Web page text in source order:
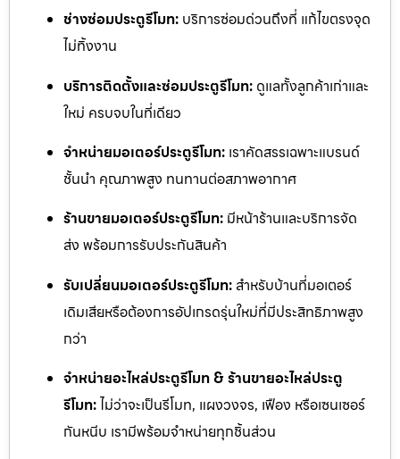
ช่างซ่อมประตูรีโมท: บริการซ่อมด่วนถึงที่ แก้ไขตรงจุด
ไม่ทิ้งงาน
บริการติดตั้งและซ่อมประตูรีโมท: ดูแลทั้งลูกค้าเก่าและ
ใหม่ ครบจบในที่เดียว
จำหน่ายมอเตอร์ประตูรีโมท: เราคัดสรรเฉพาะแบรนด์
ชั้นนำ คุณภาพสูง ทนทานต่อสภาพอากาศ
ร้านขายมอเตอร์ประตูรีโมท: มีหน้าร้านและบริการจัด
ส่ง พร้อมการรับประกันสินค้า
รับเปลี่ยนมอเตอร์ประตูรีโมท: สำหรับบ้านที่มอเตอร์
เดิมเสียหรือต้องการอัปเกรดรุ่นใหม่ที่มีประสิทธิภาพสูง
กว่า
จำหน่ายอะไหล่ประตูรีโมท & ร้านขายอะไหล่ประตู
รีโมท:ไม่ว่าจะเป็นรีโมท, แผงวงจร, เฟือง หรือเซนเซอร์
กันหนีบ เรามีพร้อมจำหน่ายทุกชิ้นส่วน